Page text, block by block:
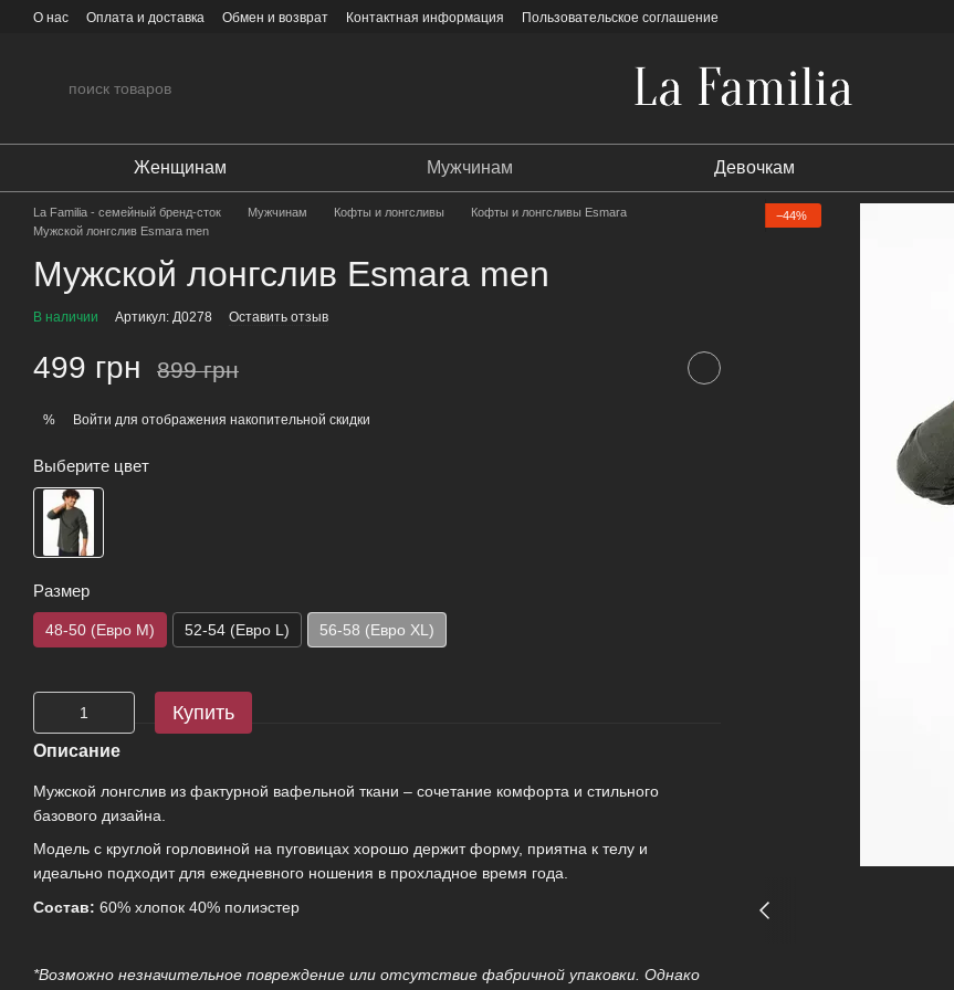
Перейти к основному контенту
О нас Оплата и доставка Обмен и возврат Контактная информация Пользовательское соглашение
Женщинам Мужчинам Девочкам
La Familia - семейный бренд-сток Мужчинам Кофты и лонгсливы
Кофты и лонгсливы Esmara
Мужской лонгслив Esmara men
Мужской лонгслив Esmara men
В наличии Артикул: Д0278 Оставить отзыв
499 грн 899 грн
% Войти для отображения накопительной скидки
Выберите цвет
Размер
48-50 (Евро M) 52-54 (Евро L) 56-58 (Евро XL)
Купить
Описание
Мужской лонгслив из фактурной вафельной ткани – сочетание комфорта и стильного
базового дизайна.
Модель с круглой горловиной на пуговицах хорошо держит форму, приятна к телу и
идеально подходит для ежедневного ношения в прохладное время года.
Состав: 60% хлопок 40% полиэстер
*Возможно незначительное повреждение или отсутствие фабричной упаковки. Однако
−44%